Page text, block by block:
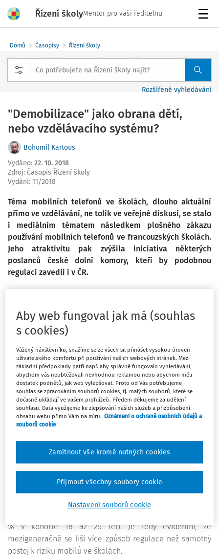
Řízení školyMentor pro vaši ředitelnu
Domů Časopisy Řízení školy
Rozšířené vyhledávání
"Demobilizace" jako obrana dětí,
nebo vzdělávacího systému?
Bohumil Kartous
Vydáno: 22. 10. 2018
Zdroj: Časopis Řízení školy
Vydání: 11/2018
Téma mobilních telefonů ve školách, dlouho aktuální
přímo ve vzdělávání, ne tolik ve veřejné diskusi, se stalo
i mediálním tématem následkem plošného zákazu
používání mobilních telefonů ve francouzských školách.
Jeho atraktivitu pak zvýšila iniciativa některých
poslanců české dolní komory, kteří by podobnou
regulaci zavedli i v ČR.
Mobile, který si nechal v srpnu u agentury IPSOS zpracovat
průzkum na vzorku dospělé populace v ČR (18 až 65 let), v
němž zjišťuje postoje respondentů a analyzuje je dle
různých parametrů. Některé výsledky zdánlivě nejsou zase
tak překvapivé, alespoň pro ty, kdo se zabývají oblastí
vzdělávání profesionálně, případně jsou rodiči, a tedy
(ne)přímými aktéry.
Podle očekávání zastává většina respondentů vůči
mobilům ve školách skeptický postoj a jejich používání by
rádi omezili, a to v drtivé většině, přesahující 90 %.
Zatímco však nejvyšší míru souhlasu s "omezením mobilů
ve výuce" projevují lidé ve věku od 27 do 35 let (generace,
jejíž děti už vyrůstají v dotykově digitální epoše) a mladší i
starší generace jsou přece jen statisticky benevolentnější,
nejvíce lidé na horní hranici použitého věkového spektra
% v kohortě 18 až 25 let). Je tedy evidentní, že
mezigeneračně se liší více způsob regulace než samotný
postoj k riziku mobilů ve školách.
Aby web fungoval jak má (souhlas
s cookies)
Vážený návštěvníku, snažíme se ze všech sil přinášet vysokou úroveň
uživatelského komfortu při používání našich webových stránek. Mezi
základní předpoklady patří např. aby správně fungovalo vyhledávání,
abychom vás neobtěžovali nevhodnou reklamou nebo abychom měli
dostatek podnětů, jak web vylepšovat. Proto od Vás potřebujeme
souhlas se zpracováním souborů cookies, tj. malých souborů, které se
dočasně ukládají ve vašem prohlížeči. Předem děkujeme za udělení
souhlasu. Data využijeme ke zlepšování našich služeb a přizpůsobení
obsahu webu přímo Vám na míru. Oznámení o ochraně osobních údajů a
souborů cookie
Nastavení souborů cookie
Zamítnout vše kromě nutných cookies
Přijmout všechny soubory cookie